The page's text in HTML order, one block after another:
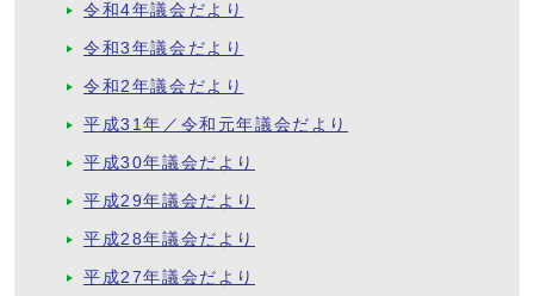
令和4年議会だより
令和3年議会だより
令和2年議会だより
平成31年／令和元年議会だより
平成30年議会だより
平成29年議会だより
平成28年議会だより
平成27年議会だより